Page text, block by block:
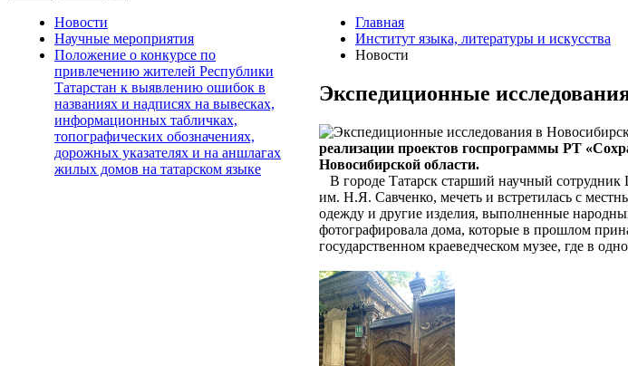
Новости
Научные мероприятия
Положение о конкурсе по
привлечению жителей Республики
Татарстан к выявлению ошибок в
названиях и надписях на вывесках,
информационных табличках,
топографических обозначениях,
дорожных указателях и на аншлагах
жилых домов на татарском языке
Главная
Институт языка, литературы и искусства
Новости
Экспедиционные
реализации проектов госпрограммы РТ
Новосибирской области.
В городе Татарск старший научный сотрудник
им. Н.Я. Савченко, мечеть и встретилась с
одежду и другие изделия, выполненные
фотографировала дома, которые в прошлом
государственном краеведческом музее, где в